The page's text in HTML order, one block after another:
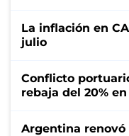
La inflación en
julio
Conflicto
rebaja del 20%
Argentina renovó